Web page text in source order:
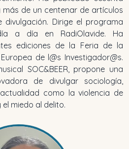
de un centenar de artículos
Dirige el programa
a día en RadiOlavide. Ha
ediciones de la Feria de la
de l@s Investigador@s.
SOC&BEER, propone una
de divulgar sociología,
como la violencia de
miedo al delito.